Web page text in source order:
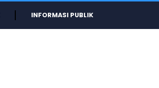
INFORMASI PUBLIK